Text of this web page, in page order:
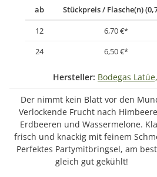
ab
Stückpreis / Flasche(n)
12
6,70 €*
24
6,50 €*
Hersteller: Bodegas
Der nimmt kein Blatt vor den
Verlockende Frucht nach
Erdbeeren und Wassermelone.
frisch und knackig mit feinem
Perfektes Partymitbringsel, am
gleich gut gekühlt!